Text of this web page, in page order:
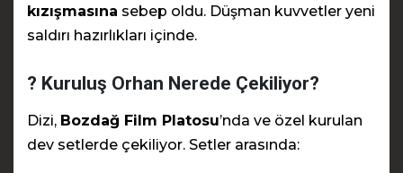
kızışmasına sebep oldu. Düşman kuvvetler yeni
saldırı hazırlıkları içinde.
? Kuruluş Orhan Nerede Çekiliyor?
Dizi, Bozdağ Film Platosu’nda ve özel kurulan
dev setlerde çekiliyor. Setler arasında: